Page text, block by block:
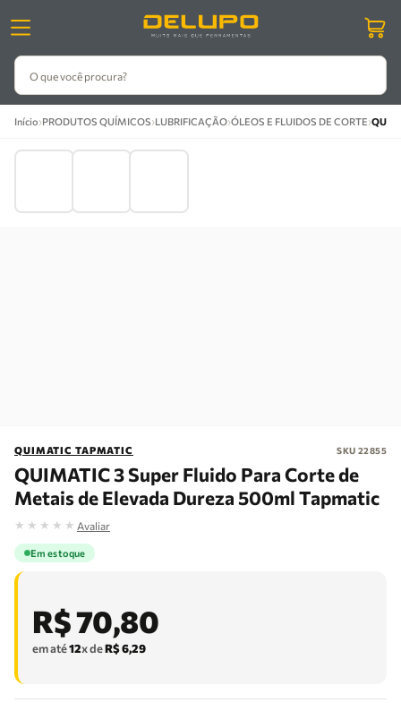
O que você procura?
Início›PRODUTOS QUÍMICOS›LUBRIFICAÇÃO›ÓLEOS E FLUIDOS DE CORTE›
QUIMATIC TAPMATIC SKU 22855
QUIMATIC 3 Super Fluido Para Corte de
Metais de Elevada Dureza 500ml Tapmatic
★ ★ ★ ★ ★ Avaliar
Em estoque
R$70,80
em até12x deR$6,29